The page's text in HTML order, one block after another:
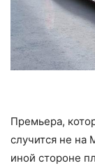
Премьера,
случится не на
иной стороне